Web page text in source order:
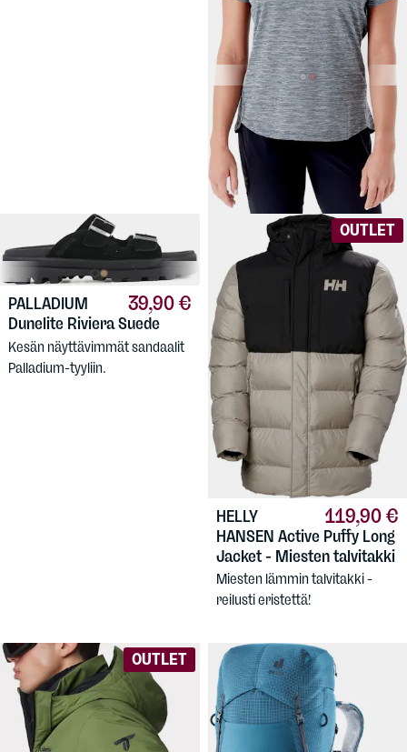
15,90 €
RABWomen's
Wisp Tee
Tekninen t-paita lämpimiin
päiviin ja sisätreenikäyttöön.
39,90 €
PALLADIUM
Dunelite Riviera Suede
Kesän näyttävimmät sandaalit
Palladium-tyyliin.
OUTLET
119,90 €
HELLY
HANSEN Active Puffy Long
Jacket - Miesten talvitakki
Miesten lämmin talvitakki -
reilusti eristettä!
OUTLET